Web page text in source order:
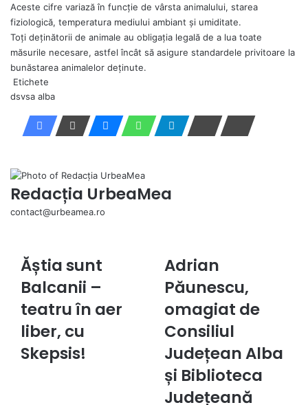
Aceste cifre variază în funcţie de vârsta animalului, starea
fiziologică, temperatura mediului ambiant şi umiditate.
Toţi deţinătorii de animale au obligaţia legală de a lua toate
măsurile necesare, astfel încât să asigure standardele privitoare la
bunăstarea animalelor deţinute.
Etichete
dsvsa alba
Redacția UrbeaMea
contact@urbeamea.ro
Ăștia
sunt
Balcanii
–
teatru
aer
liber,
Ăștia sunt
Balcanii –
teatru în aer
liber, cu
Skepsis!
Adrian
omagiat
de
Consiliul
Județean
Alba
și
Biblioteca
Județeană
Adrian
Păunescu,
omagiat de
Consiliul
Județean Alba
și Biblioteca
Județeană